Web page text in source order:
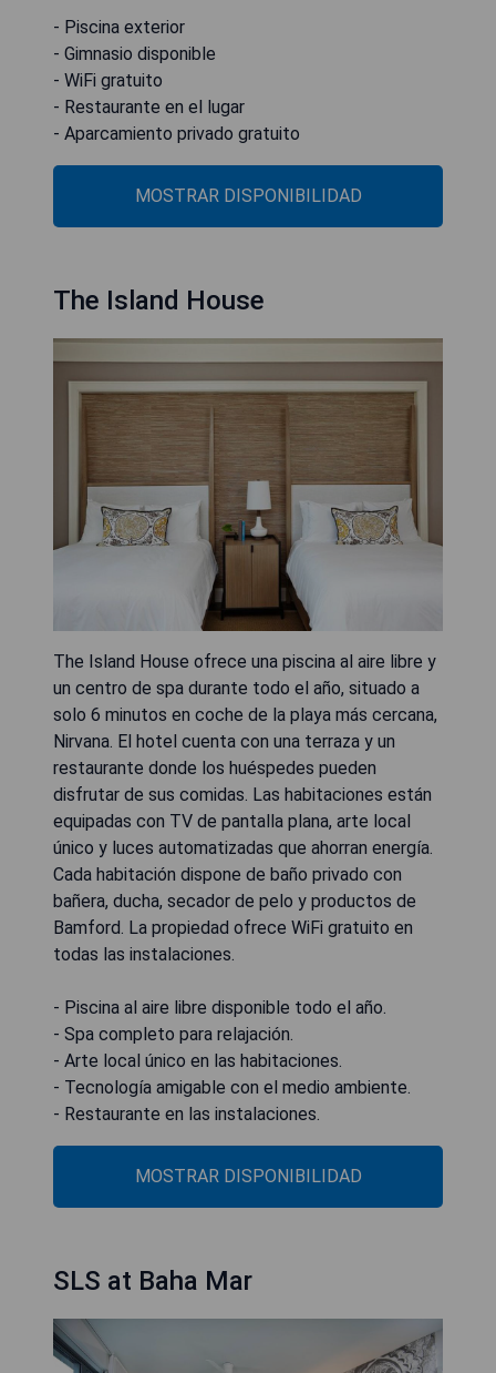
- Piscina exterior
- Gimnasio disponible
- WiFi gratuito
- Restaurante en el lugar
- Aparcamiento privado gratuito
MOSTRAR DISPONIBILIDAD
The Island House
The Island House ofrece una piscina al aire libre y
un centro de spa durante todo el año, situado a
solo 6 minutos en coche de la playa más cercana,
Nirvana. El hotel cuenta con una terraza y un
restaurante donde los huéspedes pueden
disfrutar de sus comidas. Las habitaciones están
equipadas con TV de pantalla plana, arte local
único y luces automatizadas que ahorran energía.
Cada habitación dispone de baño privado con
bañera, ducha, secador de pelo y productos de
Bamford. La propiedad ofrece WiFi gratuito en
todas las instalaciones.
- Piscina al aire libre disponible todo el año.
- Spa completo para relajación.
- Arte local único en las habitaciones.
- Tecnología amigable con el medio ambiente.
- Restaurante en las instalaciones.
MOSTRAR DISPONIBILIDAD
SLS at Baha Mar